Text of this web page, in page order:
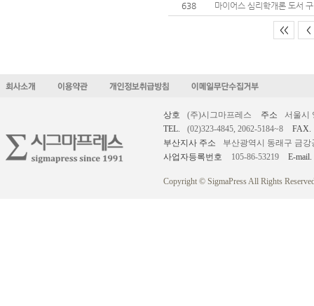
638
마이어스 심리학개론 도서
<< <
상호 (주)시그마프레스 주소
서울시
TEL.
(02)323-4845, 2062-5184~8
FAX.
부산지사 주소
부산광역시 동래구 금강
사업자등록번호
105-86-53219 E-mail.
Copyright © SigmaPress All Rights